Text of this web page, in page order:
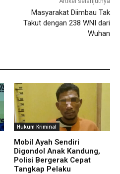
Masyarakat Diimbau Tak
Takut dengan 238 WNI dari
Wuhan
Hukum Kriminal
Mobil Ayah Sendiri
Digondol Anak Kandung,
Polisi Bergerak Cepat
Tangkap Pelaku